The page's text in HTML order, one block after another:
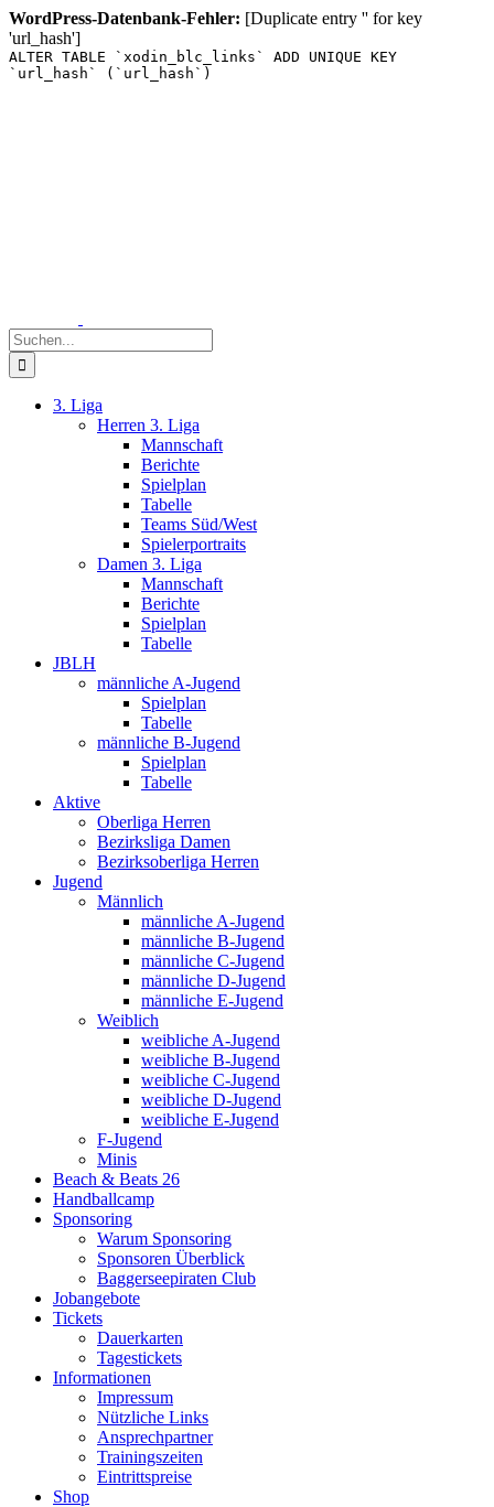
WordPress-Datenbank-Fehler: [Duplicate entry '' for key
'url_hash']
ALTER TABLE `xodin_blc_links` ADD UNIQUE KEY
`url_hash` (`url_hash`)
Suche
nach:
3. Liga
Herren 3. Liga
Mannschaft
Berichte
Spielplan
Tabelle
Teams Süd/West
Spielerportraits
Damen 3. Liga
Mannschaft
Berichte
Spielplan
Tabelle
JBLH
männliche A-Jugend
Spielplan
Tabelle
männliche B-Jugend
Spielplan
Tabelle
Aktive
Oberliga Herren
Bezirksliga Damen
Bezirksoberliga Herren
Jugend
Männlich
männliche A-Jugend
männliche B-Jugend
männliche C-Jugend
männliche D-Jugend
männliche E-Jugend
Weiblich
weibliche A-Jugend
weibliche B-Jugend
weibliche C-Jugend
weibliche D-Jugend
weibliche E-Jugend
F-Jugend
Minis
Beach & Beats 26
Handballcamp
Sponsoring
Warum Sponsoring
Sponsoren Überblick
Baggerseepiraten Club
Jobangebote
Tickets
Dauerkarten
Tagestickets
Informationen
Impressum
Nützliche Links
Ansprechpartner
Trainingszeiten
Eintrittspreise
Shop